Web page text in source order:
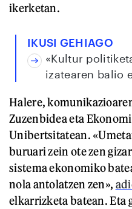
ikerketan.
IKUSI GEHIAGO
«Kultur
izatearen balio
Halere,
Zuzenbidea eta
Unibertsitatean.
buruari zein ote zen
sistema ekonomiko
nola antolatzen zen»,
elkarrizketa batean. Eta